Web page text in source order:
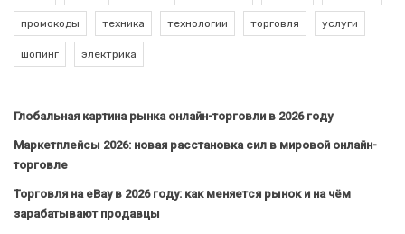
промокоды техника технологии торговля услуги
шопинг электрика
Глобальная картина рынка онлайн-торговли в 2026 году
Маркетплейсы 2026: новая расстановка сил в мировой онлайн-
торговле
Торговля на eBay в 2026 году: как меняется рынок и на чём
зарабатывают продавцы